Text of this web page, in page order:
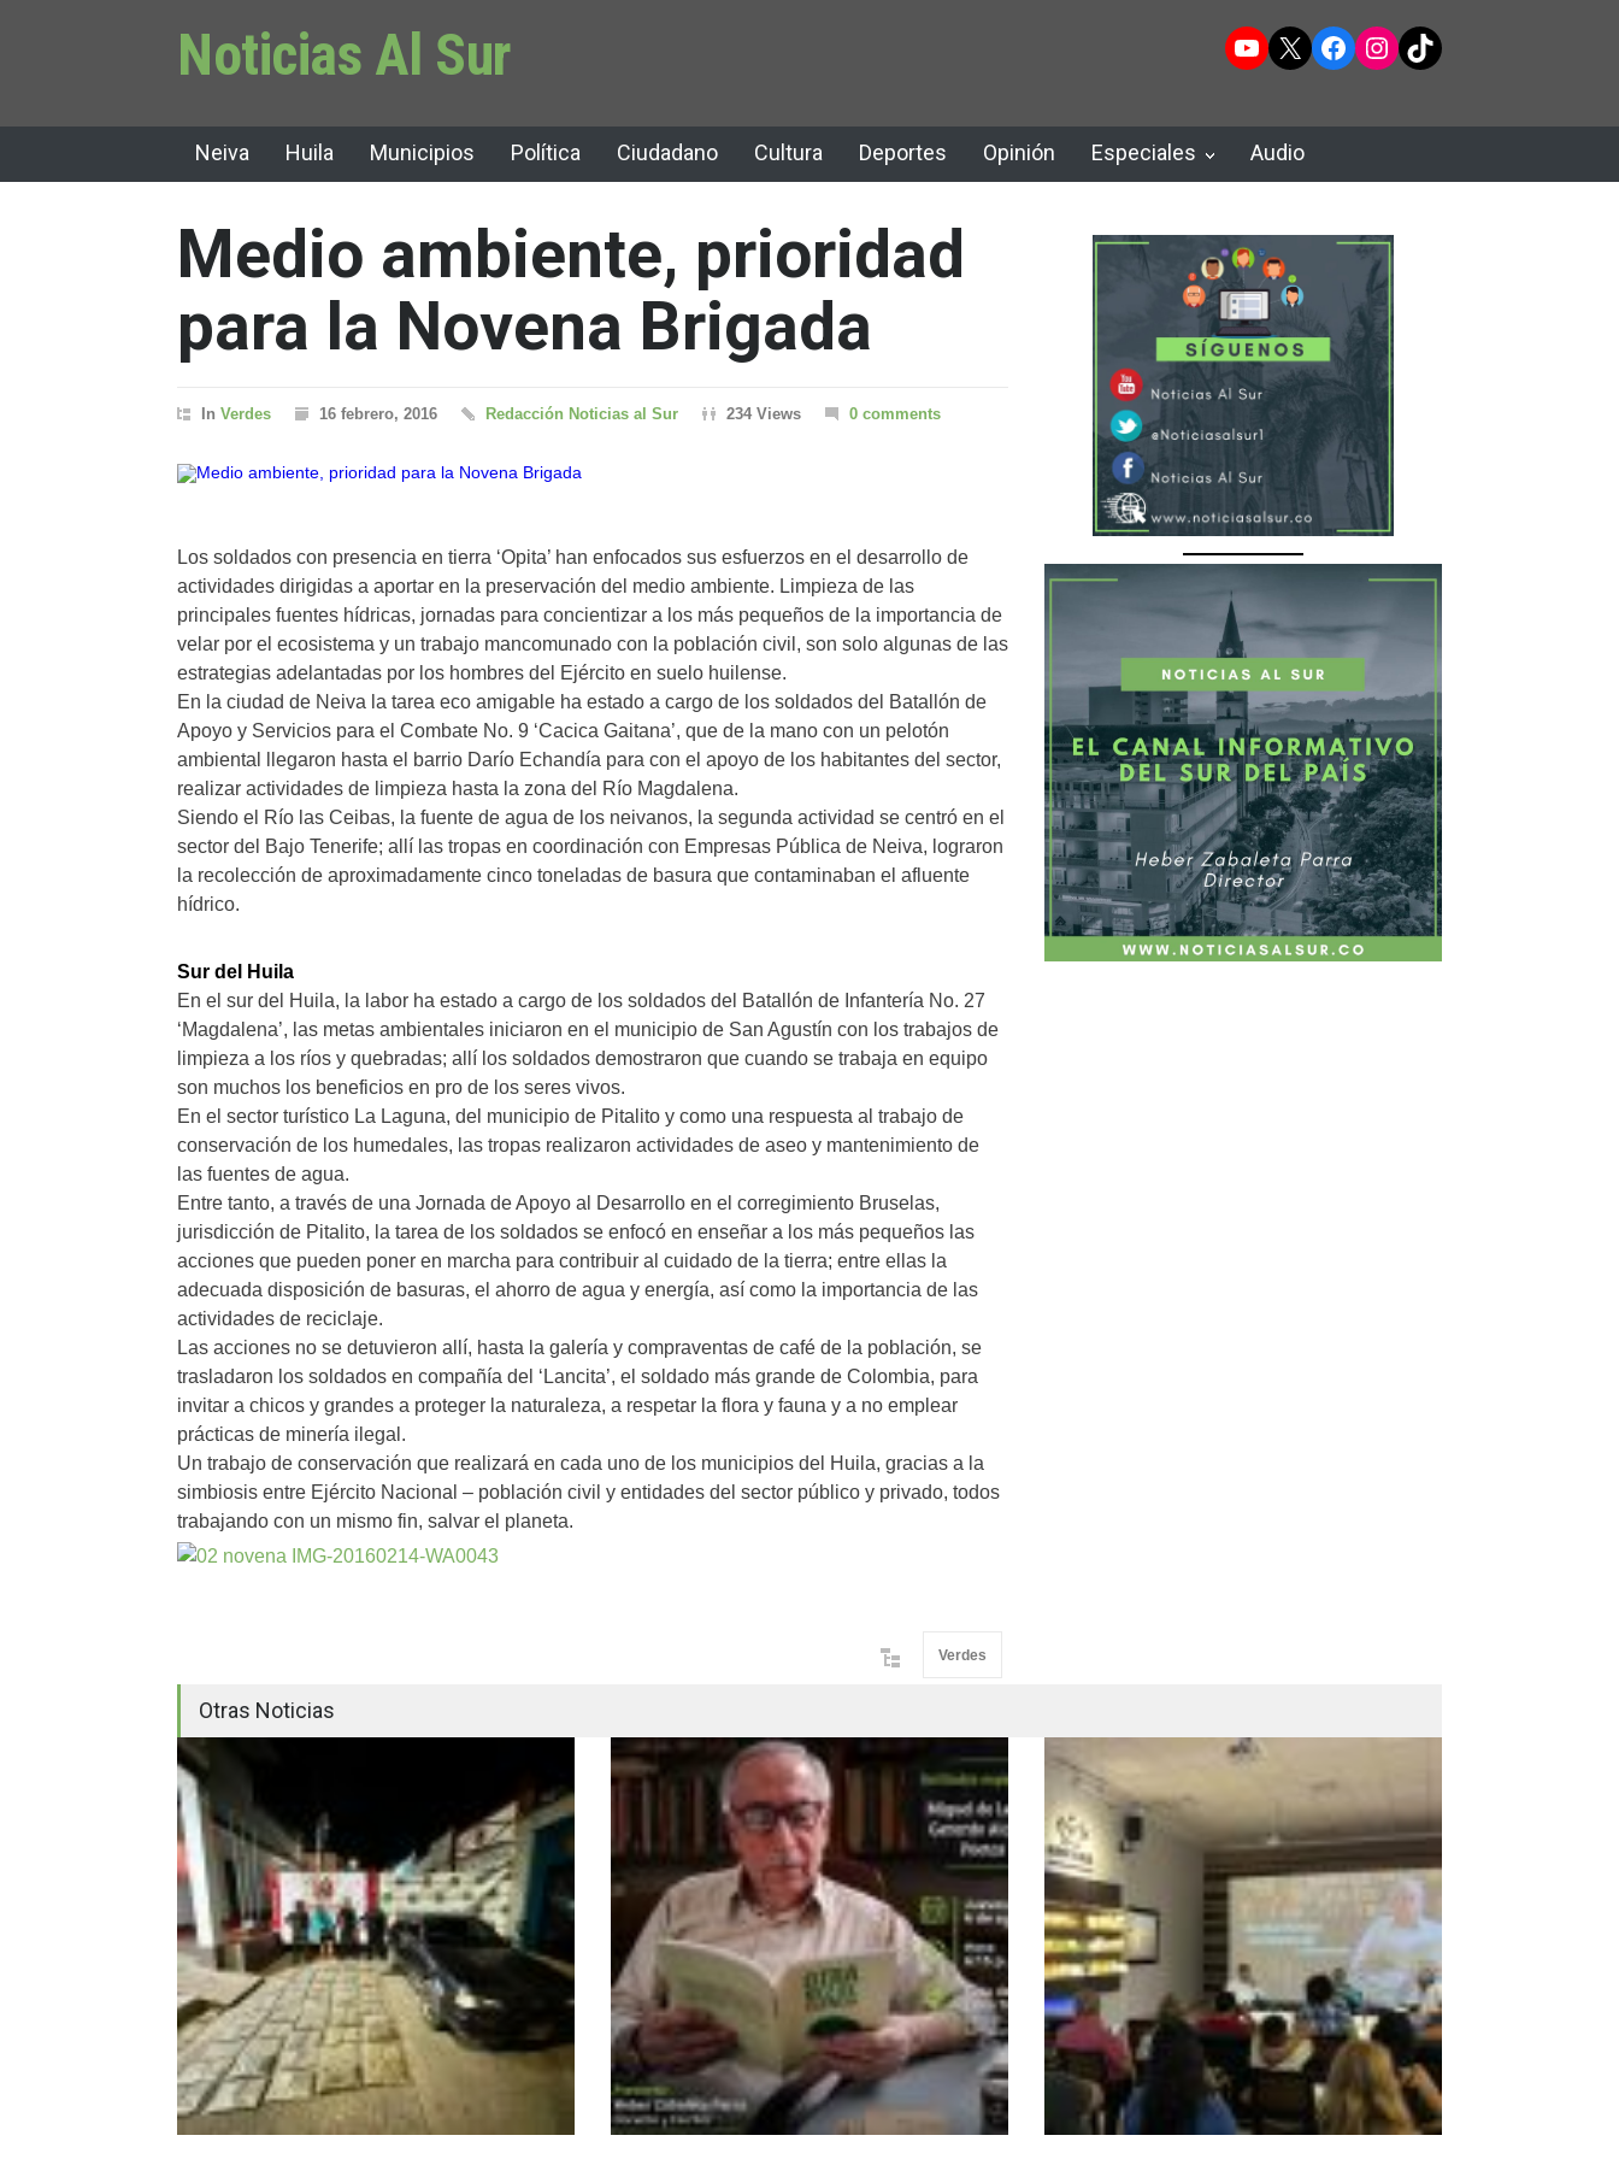
Noticias Al Sur YouTube
X Facebook
Instagram
TikTok
Neiva Huila Municipios Política Ciudadano Cultura Deportes Opinión Especiales Audio
Medio ambiente, prioridad
para la Novena Brigada
In Verdes 16 febrero, 2016 Redacción Noticias al Sur 234 Views 0 comments
Los soldados con presencia en tierra ‘Opita’ han enfocados sus esfuerzos en el desarrollo de
actividades dirigidas a aportar en la preservación del medio ambiente. Limpieza de las
principales fuentes hídricas, jornadas para concientizar a los más pequeños de la importancia de
velar por el ecosistema y un trabajo mancomunado con la población civil, son solo algunas de las
estrategias adelantadas por los hombres del Ejército en suelo huilense.
En la ciudad de Neiva la tarea eco amigable ha estado a cargo de los soldados del Batallón de
Apoyo y Servicios para el Combate No. 9 ‘Cacica Gaitana’, que de la mano con un pelotón
ambiental llegaron hasta el barrio Darío Echandía para con el apoyo de los habitantes del sector,
realizar actividades de limpieza hasta la zona del Río Magdalena.
Siendo el Río las Ceibas, la fuente de agua de los neivanos, la segunda actividad se centró en el
sector del Bajo Tenerife; allí las tropas en coordinación con Empresas Pública de Neiva, lograron
la recolección de aproximadamente cinco toneladas de basura que contaminaban el afluente
hídrico.
Sur del Huila
En el sur del Huila, la labor ha estado a cargo de los soldados del Batallón de Infantería No. 27
‘Magdalena’, las metas ambientales iniciaron en el municipio de San Agustín con los trabajos de
limpieza a los ríos y quebradas; allí los soldados demostraron que cuando se trabaja en equipo
son muchos los beneficios en pro de los seres vivos.
En el sector turístico La Laguna, del municipio de Pitalito y como una respuesta al trabajo de
conservación de los humedales, las tropas realizaron actividades de aseo y mantenimiento de
las fuentes de agua.
Entre tanto, a través de una Jornada de Apoyo al Desarrollo en el corregimiento Bruselas,
jurisdicción de Pitalito, la tarea de los soldados se enfocó en enseñar a los más pequeños las
acciones que pueden poner en marcha para contribuir al cuidado de la tierra; entre ellas la
adecuada disposición de basuras, el ahorro de agua y energía, así como la importancia de las
actividades de reciclaje.
Las acciones no se detuvieron allí, hasta la galería y compraventas de café de la población, se
trasladaron los soldados en compañía del ‘Lancita’, el soldado más grande de Colombia, para
invitar a chicos y grandes a proteger la naturaleza, a respetar la flora y fauna y a no emplear
prácticas de minería ilegal.
Un trabajo de conservación que realizará en cada uno de los municipios del Huila, gracias a la
simbiosis entre Ejército Nacional – población civil y entidades del sector público y privado, todos
trabajando con un mismo fin, salvar el planeta.
Verdes
Otras Noticias